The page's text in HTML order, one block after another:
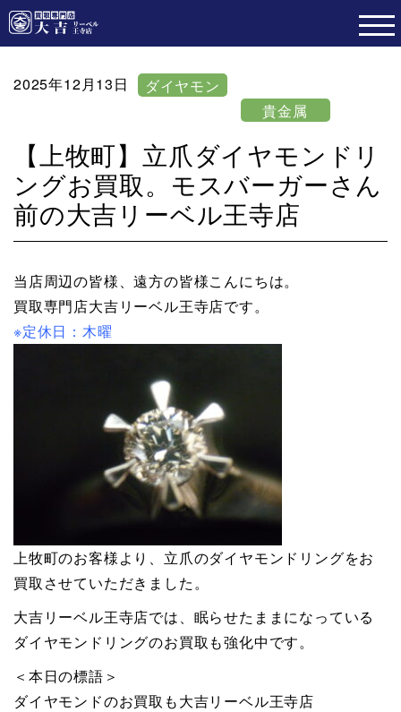
2025年12月13日
ダイヤモン
貴金属
【上牧町】立爪ダイヤモンドリ
ングお買取。モスバーガーさん
前の大吉リーベル王寺店
当店周辺の皆様、遠方の皆様こんにちは。
買取専門店大吉リーベル王寺店です。
※定休日：木曜
上牧町のお客様より、立爪のダイヤモンドリングをお
買取させていただきました。
大吉リーベル王寺店では、眠らせたままになっている
ダイヤモンドリングのお買取も強化中です。
＜本日の標語＞
ダイヤモンドのお買取も大吉リーベル王寺店